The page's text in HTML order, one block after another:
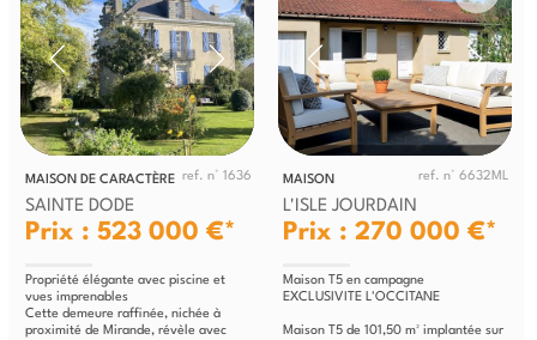
MAISON DE CARACTÈRE ref. n° 1636
SAINTE DODE
Prix : 523 000 €*
Propriété élégante avec piscine et
vues imprenables
Cette demeure raffinée, nichée à
proximité de Mirande, révèle avec
MAISON ref. n° 6632ML
L'ISLE JOURDAIN
Prix : 270 000 €*
Maison T5 en campagne
EXCLUSIVITE L'OCCITANE
Maison T5 de 101,50 m² implantée sur